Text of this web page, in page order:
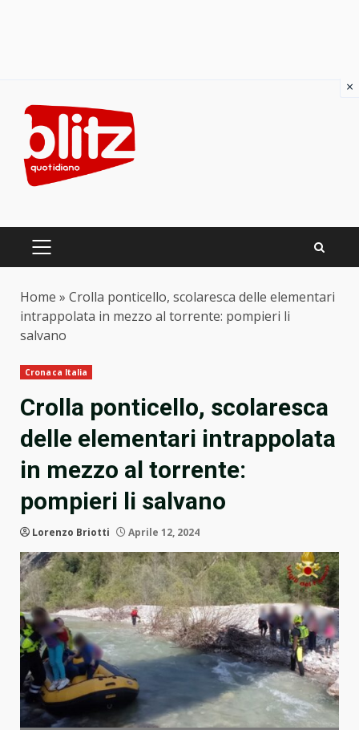
content
PRIMARY
Home » Crolla ponticello, scolaresca delle elementari
intrappolata in mezzo al torrente: pompieri li
salvano
Cronaca Italia
Crolla ponticello, scolaresca
delle elementari intrappolata
in mezzo al torrente:
pompieri li salvano
Lorenzo Briotti Aprile 12, 2024
×